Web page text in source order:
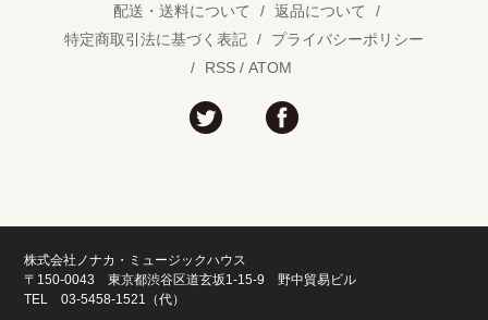
配送・送料について
/ 返品について
/
特定商取引法に基づく表記 /
プライバシーポリシー
/
RSS / ATOM
株式会社ノナカ・ミュージックハウス
〒150-0043 東京都渋谷区道玄坂1-15-9 野中貿易ビル
TEL 03-5458-1521（代）